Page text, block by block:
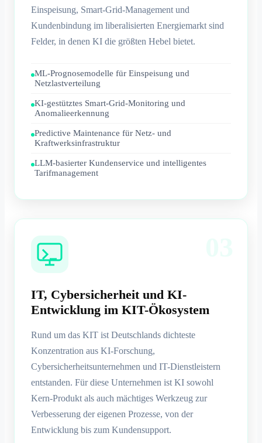
Einspeisung, Smart-Grid-Management und
Kundenbindung im liberalisierten Energiemarkt sind
Felder, in denen KI die größten Hebel bietet.
ML-Prognosemodelle für Einspeisung und
Netzlastverteilung
KI-gestütztes Smart-Grid-Monitoring und
Anomalieerkennung
Predictive Maintenance für Netz- und
Kraftwerksinfrastruktur
LLM-basierter Kundenservice und intelligentes
Tarifmanagement
IT, Cybersicherheit und KI-
Entwicklung im KIT-Ökosystem
Rund um das KIT ist Deutschlands dichteste
Konzentration aus KI-Forschung,
Cybersicherheitsunternehmen und IT-Dienstleistern
entstanden. Für diese Unternehmen ist KI sowohl
Kern-Produkt als auch mächtiges Werkzeug zur
Verbesserung der eigenen Prozesse, von der
Entwicklung bis zum Kundensupport.